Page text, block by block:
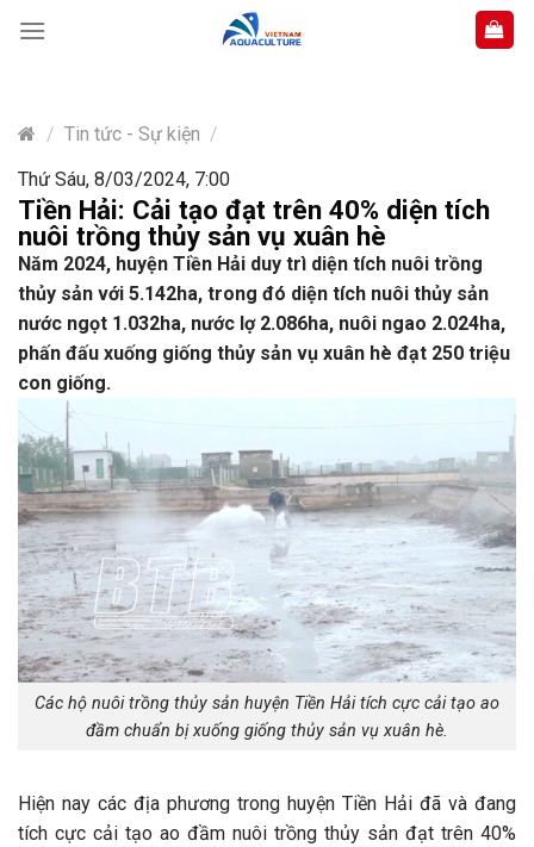
content
/ Tin tức - Sự kiện /
Thứ Sáu, 8/03/2024, 7:00
Tiền Hải: Cải tạo đạt trên 40% diện tích
nuôi trồng thủy sản vụ xuân hè
Năm 2024, huyện Tiền Hải duy trì diện tích nuôi trồng
thủy sản với 5.142ha, trong đó diện tích nuôi thủy sản
nước ngọt 1.032ha, nước lợ 2.086ha, nuôi ngao 2.024ha,
phấn đấu xuống giống thủy sản vụ xuân hè đạt 250 triệu
con giống.
Các hộ nuôi trồng thủy sản huyện Tiền Hải tích cực cải tạo ao
đầm chuẩn bị xuống giống thủy sản vụ xuân hè.
Hiện nay các địa phương trong huyện Tiền Hải đã và đang
tích cực cải tạo ao đầm nuôi trồng thủy sản đạt trên 40%